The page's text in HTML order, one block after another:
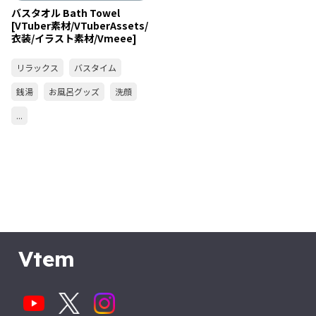
バスタオル Bath Towel
[VTuber素材/VTuberAssets/
衣装/イラスト素材/Vmeee]
リラックス
バスタイム
銭湯
お風呂グッズ
洗顔
...
Vtem